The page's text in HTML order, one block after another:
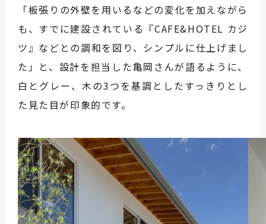
「板張りの外壁を用いるなどの変化を加えながら
も、すでに建設されている『CAFE&HOTEL カジ
ツ』などとの調和を図り、シンプルに仕上げまし
た」と、設計を担当した亀岡さんが語るように、
白とグレー、木の3つを基調としたすっきりとし
た見た目が印象的です。